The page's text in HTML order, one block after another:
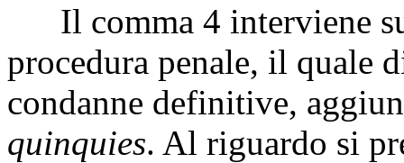
Il comma 4 interviene
procedura penale, il quale
condanne definitive,
quinquies. Al riguardo si